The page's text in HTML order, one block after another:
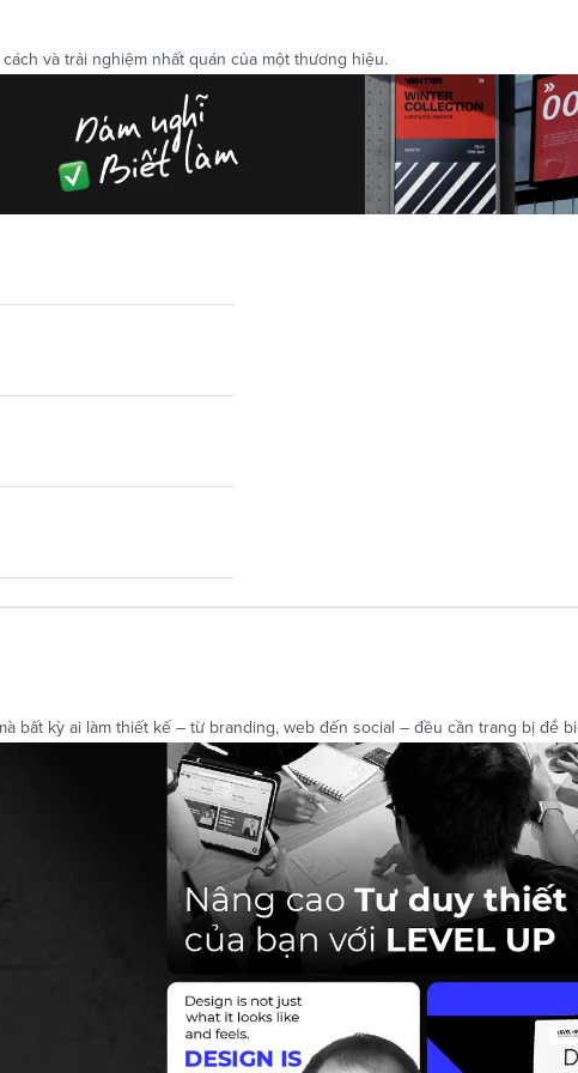
và trải nghiệm nhất quán của một thương hiệu.
bất kỳ ai làm thiết kế – từ branding, web đến social – đều cần trang bị để